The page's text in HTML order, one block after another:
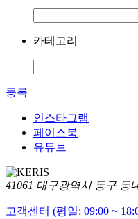
카테고리
등록
인스타그램
페이스북
유튜브
41061 대구광역시 동구 동
고객센터 (평일: 09:00 ~